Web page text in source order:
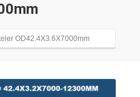
OD42.4X3.6X7000mm